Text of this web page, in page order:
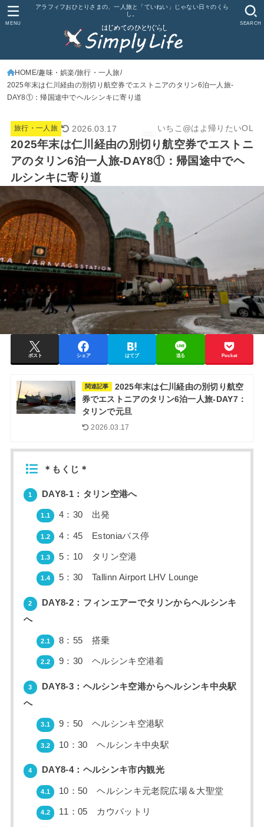
アラフィフおひとりさまの、一人旅と「ていねい」じゃない日々のくら
し。
SEARCH
MENU
HOME 趣味・娯楽 旅行・一人旅
2025年末は仁川経由の別切り航空券でエストニアのタリン6泊一人旅-
DAY8①：帰国途中でヘルシンキに寄り道
旅行・一人旅 2026.03.17 いちこ@はよ帰りたいOL
2025年末は仁川経由の別切り航空券でエストニ
アのタリン6泊一人旅-DAY8①：帰国途中でヘ
ルシンキに寄り道
ポスト シェア はてブ 送る Pocket
関連記事
2025年末は仁川経由の別切り航空
券でエストニアのタリン6泊一人旅-DAY7：
タリンで元旦
2026.03.17
＊もくじ＊
1 DAY8-1：タリン空港へ
1.1 4：30 出発
1.2 4：45 Estoniaバス停
1.3 5：10 タリン空港
1.4 5：30 Tallinn Airport LHV Lounge
2
DAY8-2：フィンエアーでタリンからヘルシンキ
へ
2.1 8：55 搭乗
2.2 9：30 ヘルシンキ空港着
3
DAY8-3：ヘルシンキ空港からヘルシンキ中央駅
へ
3.1 9：50 ヘルシンキ空港駅
3.2 10：30 ヘルシンキ中央駅
4 DAY8-4：ヘルシンキ市内観光
4.1 10：50 ヘルシンキ元老院広場＆大聖堂
4.2 11：05 カウパットリ